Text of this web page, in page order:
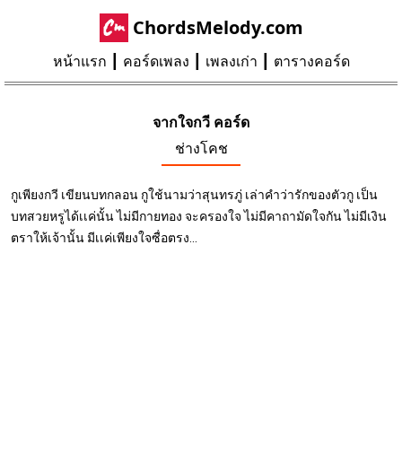
ChordsMelody.com
หน้าแรก คอร์ดเพลง เพลงเก่า ตารางคอร์ด
จากใจกวี คอร์ด
ช่างโคช
กูเพียงกวี เขียนบทกลอน กูใช้นามว่าสุนทรภู่ เล่าคำว่ารักของตัวกู เป็น
บทสวยหรูได้เเค่นั้น ไม่มีกายทอง จะครองใจ ไม่มีคาถามัดใจกัน ไม่มีเงิน
ตราให้เจ้านั้น มีเเค่เพียงใจซื่อตรง...